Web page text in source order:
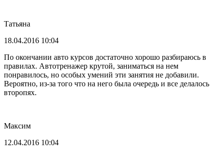
Татьяна
18.04.2016 10:04
По окончании авто курсов достаточно хорошо разбираюсь в
правилах. Автотренажер крутой, заниматься на нем
понравилось, но особых умений эти занятия не добавили.
Вероятно, из-за того что на него была очередь и все делалось
второпях.
Максим
12.04.2016 10:04